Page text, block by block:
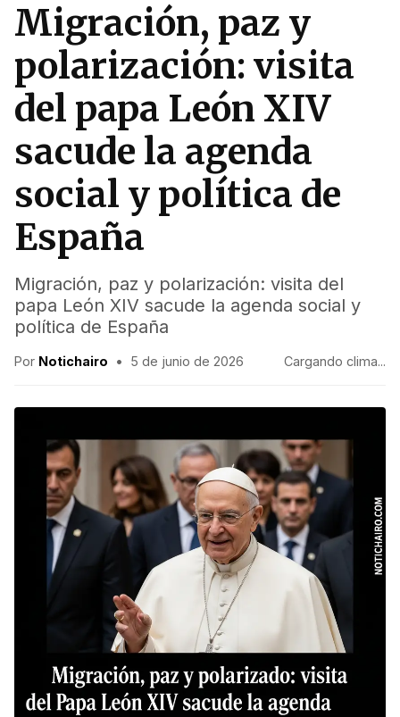
Migración, paz y
polarización: visita
del papa León XIV
sacude la agenda
social y política de
España
Migración, paz y polarización: visita del
papa León XIV sacude la agenda social y
política de España
Por Notichairo • 5 de junio de 2026 Cargando clima...